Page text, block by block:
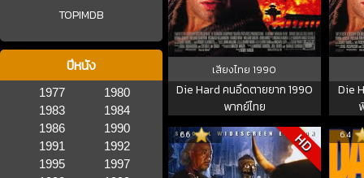
TOPIMDB
ปีหนัง
1977
1980
1983
1984
1986
1990
1991
1992
1995
1997
เสียงไทย1990
Die Hard คนอึดตายยาก 1990
พากย์ไทย
Die
6.6 HD 6.4